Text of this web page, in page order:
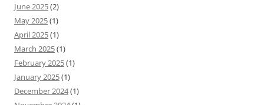
June 2025(2)
May 2025(1)
April 2025(1)
March 2025(1)
February 2025(1)
January 2025(1)
December 2024(1)